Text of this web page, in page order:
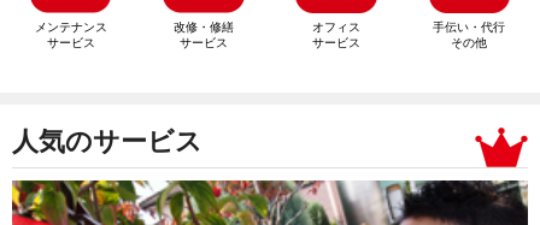
メンテナンス
サービス
改修・修繕
サービス
オフィス
サービス
手伝い・代行
その他
人気のサービス